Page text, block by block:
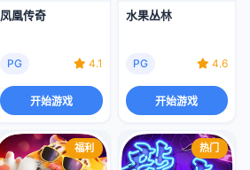
凤凰传奇
PG 4.1
开始游戏
水果丛林
PG 4.6
开始游戏
福利 热门